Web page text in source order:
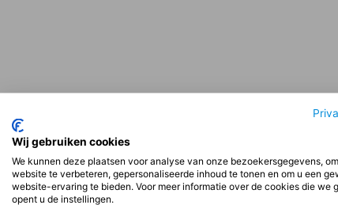
Wij gebruiken cookies
We kunnen deze plaatsen voor analyse van onze bezoekersgegevens,
website te verbeteren, gepersonaliseerde inhoud te tonen en om u een
website-ervaring te bieden. Voor meer informatie over de cookies die we
opent u de instellingen.
Beschrijving